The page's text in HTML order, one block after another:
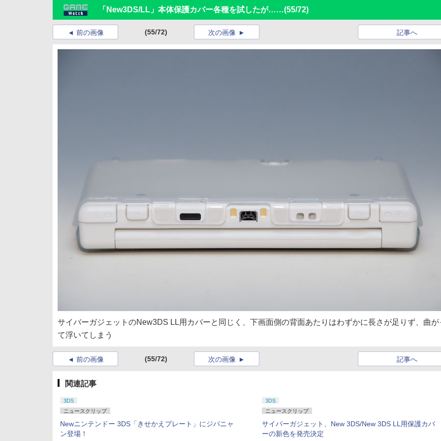
「New3DS/LL」本体保護カバー各種を試したが……(55/72)
前の画像 (55/72) 記事へ
次の画像
サイバーガジェットのNew3DS LL用カバーと同じく、下画面側の背面あたりはわずかに長さが足りず、曲が
て浮いてしまう
前の画像 (55/72) 記事へ
次の画像
関連記事
3DS
ニュースクリップ
Newニンテンドー 3DS「きせかえプレート」にジバニャ
ン登場！
3DS
ニュースクリップ
サイバーガジェット、New 3DS/New 3DS LL用保護カバ
ーの新色を発売決定